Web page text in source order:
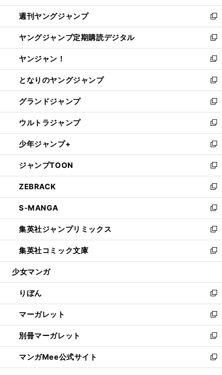
開
く
ウ
で
開
く
ン
ド
ウ
で
開
く
ウ
ィ
ン
ド
ウ
で
開
く
週刊ヤングジャンプ
新
し
い
ウ
ィ
ン
ド
ウ
で
開
く
ヤングジャンプ定期購読デジタル
新
し
い
ウ
ィ
ン
ド
ウ
で
開
く
ヤンジャン！
新
し
い
ウ
ィ
ン
ド
ウ
で
開
く
となりのヤングジャンプ
新
し
い
ウ
ィ
ン
ド
ウ
で
開
く
グランドジャンプ
新
し
い
ウ
ィ
ン
ド
ウ
で
開
く
ウルトラジャンプ
新
し
い
ウ
ィ
ン
ド
ウ
で
開
く
少年ジャンプ+
新
し
い
ウ
ィ
ン
ド
ウ
で
開
く
ジャンプTOON
新
し
い
ウ
ィ
ン
ド
ウ
で
開
ZEBRACK
新
し
い
ウ
ィ
ン
ド
ウ
開
く
S-MANGA
新
し
い
ウ
ィ
ン
ウ
で
開
く
集英社ジャンプリミックス
新
し
い
ウ
ン
ド
ウ
で
開
く
集英社コミック文庫
新
し
ウ
ィ
ン
ド
ウ
で
開
く
少女マンガ
りぼん
新
し
い
ウ
ィ
ン
ド
ウ
マーガレット
新
し
い
ウ
ィ
ン
別冊マーガレット
新
し
い
ウ
マンガMee公式サイト
新
し